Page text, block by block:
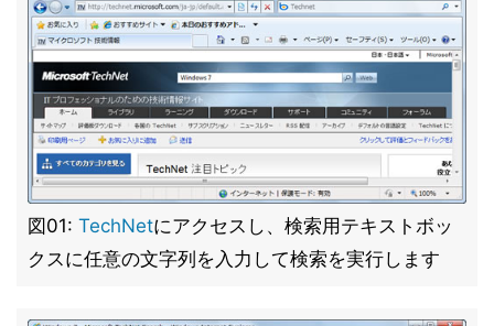
図01: TechNetにアクセスし、検索用テキストボッ
クスに任意の文字列を入力して検索を実行します